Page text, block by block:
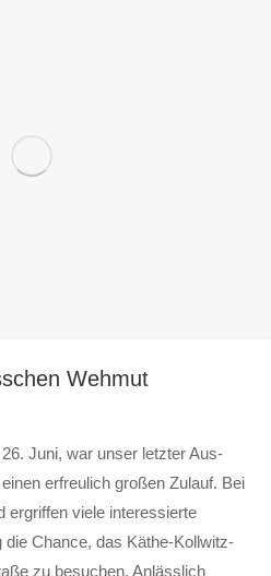
Wehmut
Juni, war unser letzter Aus­
er­freulich großen Zu­lauf. Bei
er­griffen viele interessierte
Chance, das Käthe-Kollwitz-
zu be­suchen. Anläss­lich